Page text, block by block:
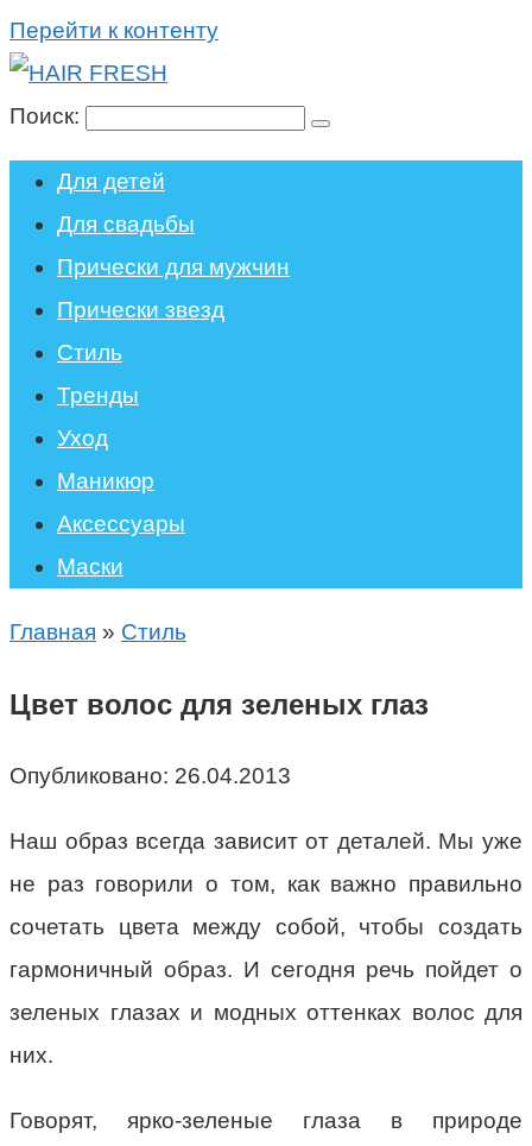
Перейти к контенту
Поиск:
Для детей
Для свадьбы
Прически для мужчин
Прически звезд
Стиль
Тренды
Уход
Маникюр
Аксессуары
Маски
Главная » Стиль
Цвет волос для зеленых глаз
Опубликовано: 26.04.2013
Наш образ всегда зависит от деталей. Мы уже
не раз говорили о том, как важно правильно
сочетать цвета между собой, чтобы создать
гармоничный образ. И сегодня речь пойдет о
зеленых глазах и модных оттенках волос для
них.
Говорят, ярко-зеленые глаза в природе